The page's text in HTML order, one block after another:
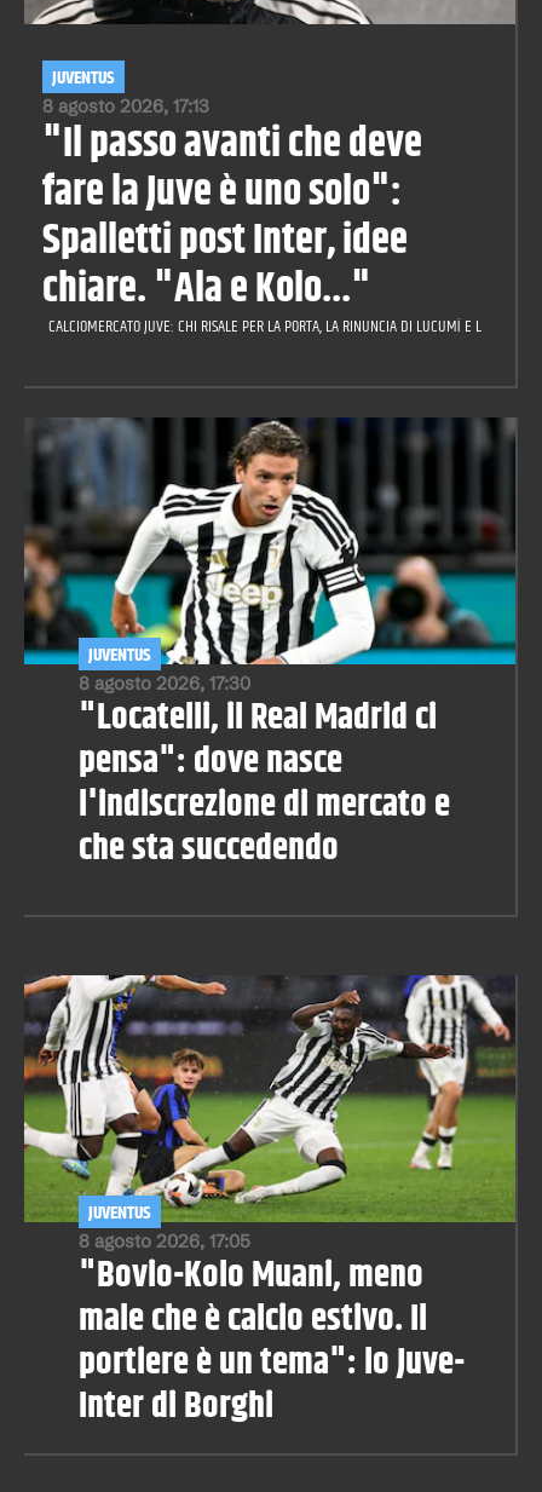
8 agosto 2026, 17:13
JUVENTUS
"Il passo avanti che deve
fare la Juve è uno solo":
Spalletti post Inter, idee
chiare. "Ala e Kolo..."
CALCIOMERCATO JUVE: CHI RISALE PER LA PORTA, LA RINUNCIA DI LUCUMÌ E LA
8 agosto 2026, 17:30
JUVENTUS
"Locatelli, il Real Madrid ci
pensa": dove nasce
l'indiscrezione di mercato e
che sta succedendo
8 agosto 2026, 17:05
JUVENTUS
"Bovio-Kolo Muani, meno
male che è calcio estivo. Il
portiere è un tema": lo Juve-
Inter di Borghi